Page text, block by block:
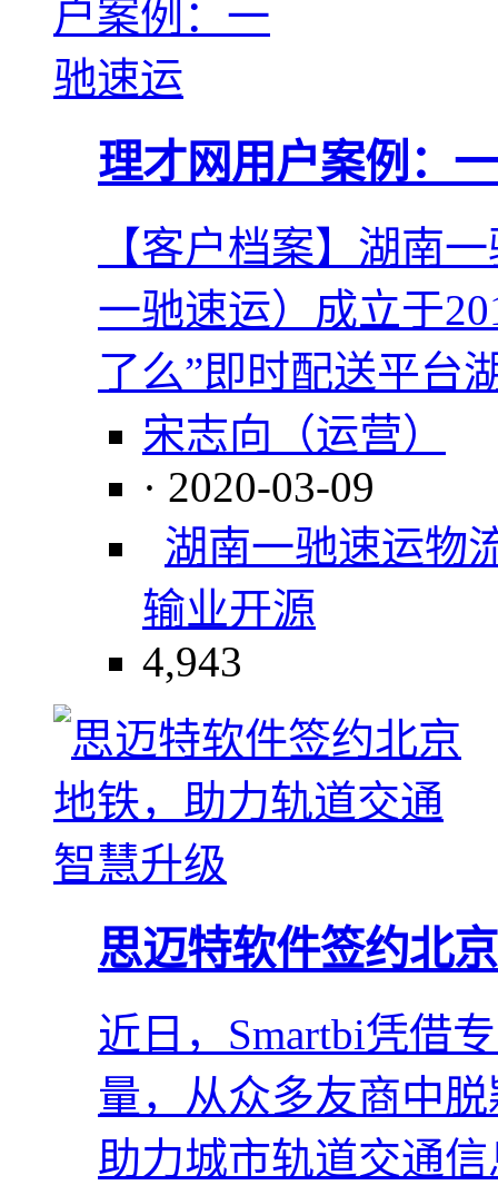
理才网用户案例：
【客户档案】湖南
一驰速运）成立于
了么”即时配送平台
宋志向（运营）
· 2020-03-09
湖南一驰速运物
输业开源
4,943
思迈特软件签约北
近日，Smartbi凭借
量，从众多友商中
助力城市轨道交通